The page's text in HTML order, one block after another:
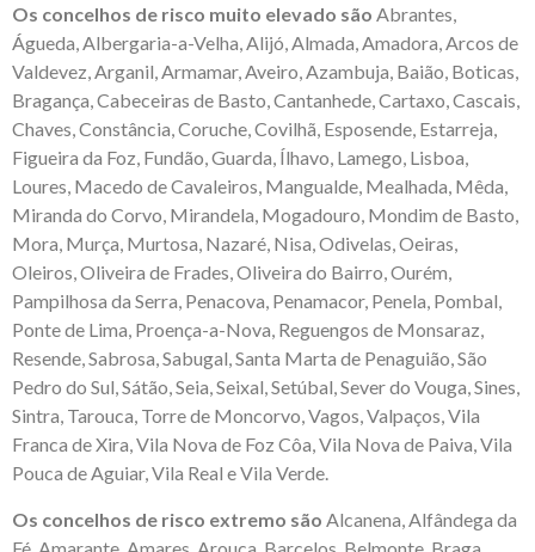
Os concelhos de risco muito elevado são Abrantes,
Águeda, Albergaria-a-Velha, Alijó, Almada, Amadora, Arcos de
Valdevez, Arganil, Armamar, Aveiro, Azambuja, Baião, Boticas,
Bragança, Cabeceiras de Basto, Cantanhede, Cartaxo, Cascais,
Chaves, Constância, Coruche, Covilhã, Esposende, Estarreja,
Figueira da Foz, Fundão, Guarda, Ílhavo, Lamego, Lisboa,
Loures, Macedo de Cavaleiros, Mangualde, Mealhada, Mêda,
Miranda do Corvo, Mirandela, Mogadouro, Mondim de Basto,
Mora, Murça, Murtosa, Nazaré, Nisa, Odivelas, Oeiras,
Oleiros, Oliveira de Frades, Oliveira do Bairro, Ourém,
Pampilhosa da Serra, Penacova, Penamacor, Penela, Pombal,
Ponte de Lima, Proença-a-Nova, Reguengos de Monsaraz,
Resende, Sabrosa, Sabugal, Santa Marta de Penaguião, São
Pedro do Sul, Sátão, Seia, Seixal, Setúbal, Sever do Vouga, Sines,
Sintra, Tarouca, Torre de Moncorvo, Vagos, Valpaços, Vila
Franca de Xira, Vila Nova de Foz Côa, Vila Nova de Paiva, Vila
Pouca de Aguiar, Vila Real e Vila Verde.
Os concelhos de risco extremo são Alcanena, Alfândega da
Fé, Amarante, Amares, Arouca, Barcelos, Belmonte, Braga,